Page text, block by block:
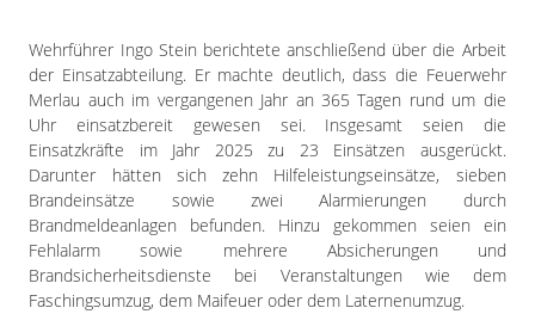
Wehrführer Ingo Stein berichtete anschließend über die Arbeit
der Einsatzabteilung. Er machte deutlich, dass die Feuerwehr
Merlau auch im vergangenen Jahr an 365 Tagen rund um die
Uhr einsatzbereit gewesen sei. Insgesamt seien die
Einsatzkräfte im Jahr 2025 zu 23 Einsätzen ausgerückt.
Darunter hätten sich zehn Hilfeleistungseinsätze, sieben
Brandeinsätze sowie zwei Alarmierungen durch
Brandmeldeanlagen befunden. Hinzu gekommen seien ein
Fehlalarm sowie mehrere Absicherungen und
Brandsicherheitsdienste bei Veranstaltungen wie dem
Faschingsumzug, dem Maifeuer oder dem Laternenumzug.